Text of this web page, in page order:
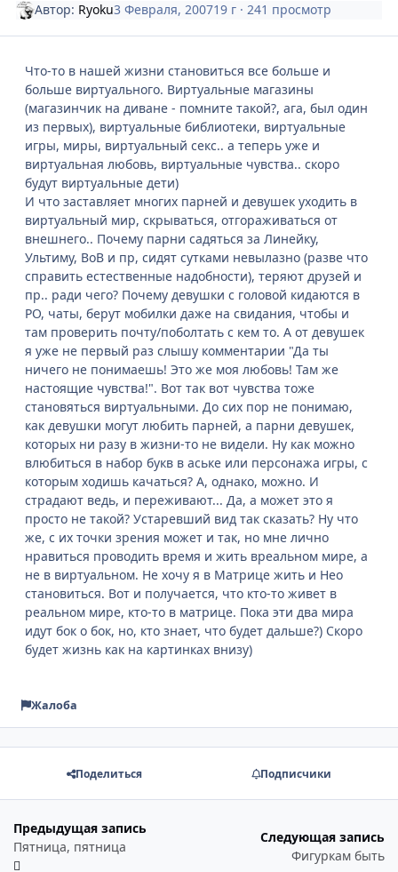
Автор: Ryoku3 Февраля, 200719 г · 241 просмотр
Что-то в нашей жизни становиться все больше и
больше виртуального. Виртуальные магазины
(магазинчик на диване - помните такой?, ага, был один
из первых), виртуальные библиотеки, виртуальные
игры, миры, виртуальный секс.. а теперь уже и
виртуальная любовь, виртуальные чувства.. скоро
будут виртуальные дети)
И что заставляет многих парней и девушек уходить в
виртуальный мир, скрываться, отгораживаться от
внешнего.. Почему парни садяться за Линейку,
Ультиму, ВоВ и пр, сидят сутками невылазно (разве что
справить естественные надобности), теряют друзей и
пр.. ради чего? Почему девушки с головой кидаются в
РО, чаты, берут мобилки даже на свидания, чтобы и
там проверить почту/поболтать с кем то. А от девушек
я уже не первый раз слышу комментарии "Да ты
ничего не понимаешь! Это же моя любовь! Там же
настоящие чувства!". Вот так вот чувства тоже
становяться виртуальными. До сих пор не понимаю,
как девушки могут любить парней, а парни девушек,
которых ни разу в жизни-то не видели. Ну как можно
влюбиться в набор букв в аське или персонажа игры, с
которым ходишь качаться? А, однако, можно. И
страдают ведь, и переживают... Да, а может это я
просто не такой? Устаревший вид так сказать? Ну что
же, с их точки зрения может и так, но мне лично
нравиться проводить время и жить вреальном мире, а
не в виртуальном. Не хочу я в Матрице жить и Нео
становиться. Вот и получается, что кто-то живет в
реальном мире, кто-то в матрице. Пока эти два мира
идут бок о бок, но, кто знает, что будет дальше?) Скоро
будет жизнь как на картинках внизу)
Жалоба
Поделиться Подписчики
Предыдущая запись
Пятница, пятница
Следующая запись
Фигуркам быть